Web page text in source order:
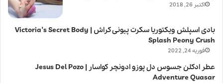
اکتبر 26, 2018
بادی اسپلش ویکتوریا سکرت پیونی کراش | Victoria’s Secret Body
Splash Peony Crush
فوریه 24, 2022
عطر ادکلن جسوس دل پوزو ادونچر کواسار | Jesus Del Pozo
Adventure Quasar